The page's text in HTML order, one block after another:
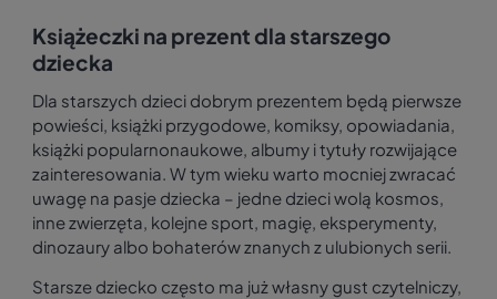
Książeczki na prezent dla starszego
dziecka
Dla starszych dzieci dobrym prezentem będą pierwsze
powieści, książki przygodowe, komiksy, opowiadania,
książki popularnonaukowe, albumy i tytuły rozwijające
zainteresowania. W tym wieku warto mocniej zwracać
uwagę na pasje dziecka – jedne dzieci wolą kosmos,
inne zwierzęta, kolejne sport, magię, eksperymenty,
dinozaury albo bohaterów znanych z ulubionych serii.
Starsze dziecko często ma już własny gust czytelniczy,